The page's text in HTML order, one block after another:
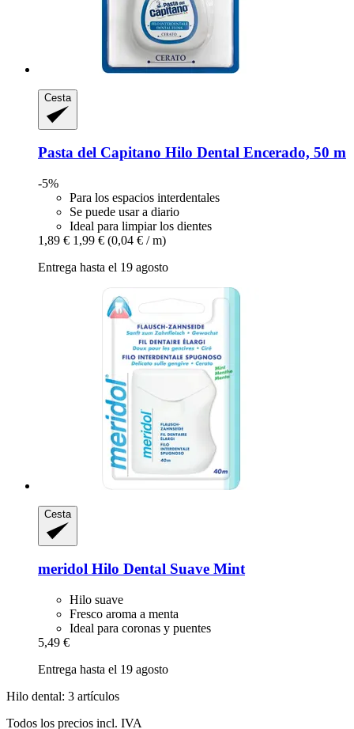
Cesta
Pasta del Capitano Hilo Dental Encerado, 50 m
-5%
Para los espacios interdentales
Se puede usar a diario
Ideal para limpiar los dientes
1,89 € 1,99 € (0,04 € / m)
Entrega hasta el 19 agosto
Cesta
meridol Hilo Dental Suave Mint
Hilo suave
Fresco aroma a menta
Ideal para coronas y puentes
5,49 €
Entrega hasta el 19 agosto
Hilo dental: 3 artículos
Todos los precios incl. IVA